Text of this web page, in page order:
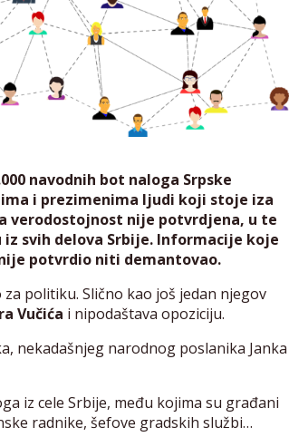
navodnih bot naloga Srpske
i prezimenima ljudi koji stoje iza
verodostojnost nije potvrdjena, u te
svih delova Srbije. Informacije koje
potvrdio niti demantovao.
politiku. Slično kao još jedan njegov
Vučića i nipodaštava opoziciju.
nekadašnjeg narodnog poslanika Janka
iz cele Srbije, među kojima su građani
radnike, šefove gradskih službi…